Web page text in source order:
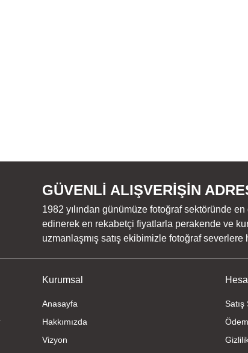
GÜVENLİ ALIŞVERİŞİN
1982 yılından günümüze fotoğraf sektöründe
edinerek en rekabetçi fiyatlarla perakende ve
uzmanlaşmış satış ekibimizle fotoğraf severlere
Kurumsal
Anasayfa
Hakkımızda
Vizyon
Satış